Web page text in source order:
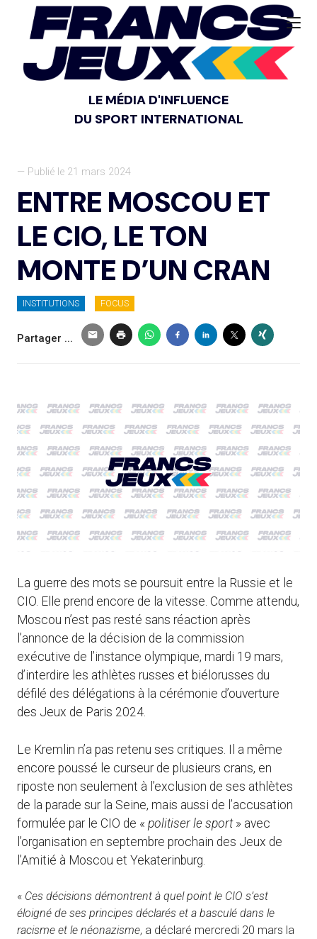
LE MÉDIA D'INFLUENCE
DU SPORT INTERNATIONAL
— Publié le 21 mars 2024
ENTRE MOSCOU ET
LE CIO, LE TON
MONTE D’UN CRAN
INSTITUTIONS FOCUS
Partager ...
La guerre des mots se poursuit entre la Russie et le
CIO. Elle prend encore de la vitesse. Comme attendu,
Moscou n’est pas resté sans réaction après
l’annonce de la décision de la commission
exécutive de l’instance olympique, mardi 19 mars,
d’interdire les athlètes russes et biélorusses du
défilé des délégations à la cérémonie d’ouverture
des Jeux de Paris 2024.
Le Kremlin n’a pas retenu ses critiques. Il a même
encore poussé le curseur de plusieurs crans, en
riposte non seulement à l’exclusion de ses athlètes
de la parade sur la Seine, mais aussi de l’accusation
formulée par le CIO de « politiser le sport» avec
l’organisation en septembre prochain des Jeux de
l’Amitié à Moscou et Yekaterinburg.
« Ces décisions démontrent à quel point le CIO s’est
éloigné de ses principes déclarés et a basculé dans le
racisme et le néonazisme, a déclaré mercredi 20 mars la